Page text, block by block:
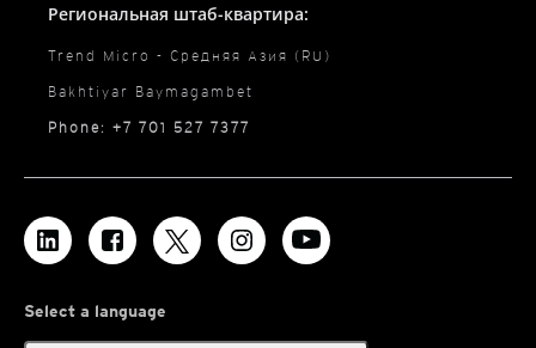
Региональная штаб-квартира:
Trend Micro - Средняя Азия (RU)
Bakhtiyar Baymagambet
Phone: +7 701 527 7377
Select a language